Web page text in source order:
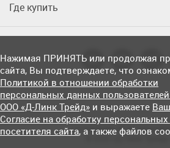
Где купить
Соглашение об
© OOO «Д-Линк Трейд»
Нажимая ПРИНЯТЬ или продолжая
сайта, Вы подтверждаете, что
Политикой в отношении обработки
персональных данных
ООО «Д-Линк Трейд» и выражаете
Согласие на обработку
посетителя сайта, а также файлов